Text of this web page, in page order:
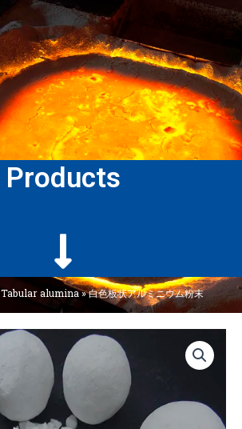
Products
Tabular alumina»白色板状アルミニウム粉末